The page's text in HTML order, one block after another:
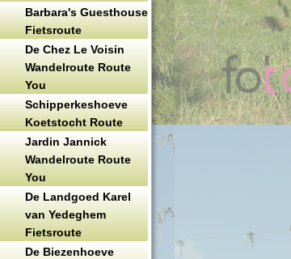
Barbara's Guesthouse
Fietsroute
De Chez Le Voisin
Wandelroute Route
You
Schipperkeshoeve
Koetstocht Route
Jardin Jannick
Wandelroute Route
You
De Landgoed Karel
van Yedeghem
Fietsroute
De Biezenhoeve